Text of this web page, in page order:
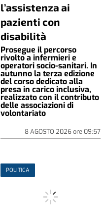
l’assistenza ai
pazienti con
disabilità
Prosegue il percorso
rivolto a infermieri e
operatori socio-sanitari. In
autunno la terza edizione
del corso dedicato alla
presa in carico inclusiva,
realizzato con il contributo
delle associazioni di
volontariato
8 AGOSTO 2026ore 09:57
POLITICA